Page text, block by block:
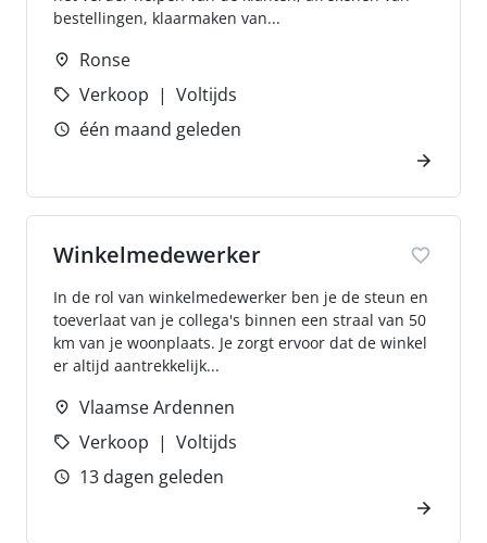
bestellingen, klaarmaken van...
Ronse
Verkoop
Voltijds
één maand geleden
Winkelmedewerker
In de rol van winkelmedewerker ben je de steun en
toeverlaat van je collega's binnen een straal van 50
km van je woonplaats. Je zorgt ervoor dat de winkel
er altijd aantrekkelijk...
Vlaamse Ardennen
Verkoop
Voltijds
13 dagen geleden